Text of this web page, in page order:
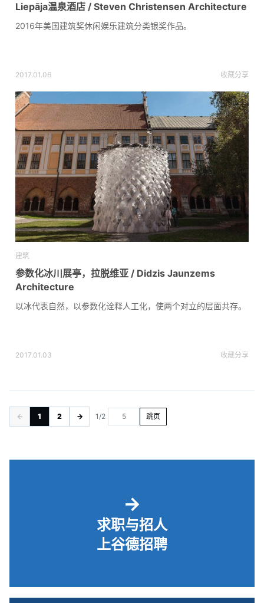
Liepāja温泉酒店 / Steven Christensen Architecture
2016年美国建筑奖休闲娱乐建筑分类银奖作品。
2017.01.06 收藏分享
建筑
参数化冰川展亭，拉脱维亚 / Didzis Jaunzems
Architecture
以冰代表自然，以参数化诠释人工化，使两个对立的层面共存。
2017.01.03 收藏分享
← 1 2 → 1/2 跳页
→
求职与招人
上谷德招聘